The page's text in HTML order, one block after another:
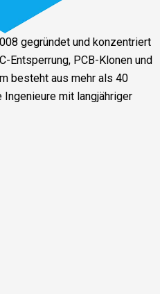
gegründet und konzentriert
Entsperrung, PCB-Klonen und
besteht aus mehr als 40
mit langjähriger